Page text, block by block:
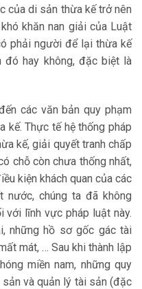
của di sản thừa kế trở nên
khăn nan giải của Luật
phải người để lại thừa kế
hay không, đặc biệt là
các văn bản quy phạm
kế. Thực tế hệ thống pháp
kế, giải quyết tranh chấp
chỗ còn chưa thống nhất,
kiện khách quan của các
nước, chúng ta đã không
với lĩnh vực pháp luật này.
những hồ sơ gốc gác tài
mát, … Sau khi thành lập
miền nam, những quy
và quản lý tài sản (đặc